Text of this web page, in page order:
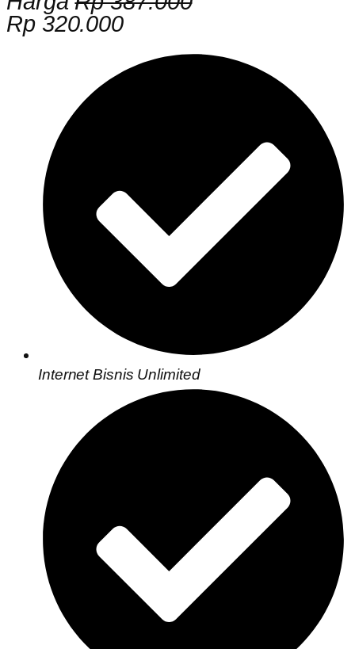
Rp 320.000
Internet Bisnis Unlimited